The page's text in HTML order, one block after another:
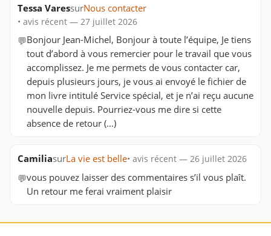
Tessa VaressurNous contacter
• avis récent — 27 juillet 2026
💬Bonjour Jean‑Michel, Bonjour à toute l’équipe, Je tiens
tout d’abord à vous remercier pour le travail que vous
accomplissez. Je me permets de vous contacter car,
depuis plusieurs jours, je vous ai envoyé le fichier de
mon livre intitulé Service spécial, et je n’ai reçu aucune
nouvelle depuis. Pourriez-vous me dire si cette
absence de retour (…)
CamiliasurLa vie est belle• avis récent — 26 juillet 2026
💬vous pouvez laisser des commentaires s’il vous plaît.
Un retour me ferai vraiment plaisir